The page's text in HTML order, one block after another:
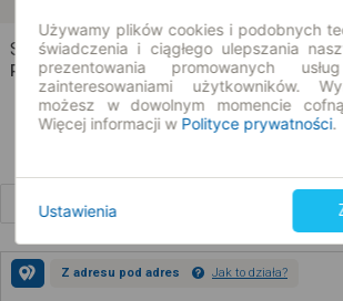
Sierzputy Młode → Rudniki
Rozkład jazdy i bilety
Z adresu pod adres Jak to działa?
Używamy plików cookies i podobnych
świadczenia i ciągłego ulepszania
prezentowania promowanych
zainteresowaniami użytkowników.
możesz w dowolnym momencie
Więcej informacji w Polityce prywatności.
Ustawienia